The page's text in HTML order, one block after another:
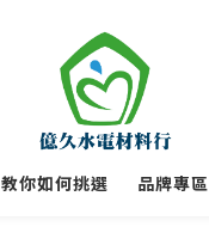
教你如何挑選 品牌專區